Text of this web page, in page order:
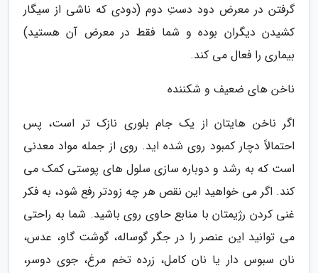
گرفتن در معرض دود دستِ دوم (دودی که ناشی از سیگار
کشیدن دیگران بوده و شما فقط در معرض آن هستید)
بیماری را فعال می کند.
ناخن های ضعیف و شکننده
اگر ناخن هایتان از یک جام بلوری نازک تر است، پس
احتمالاً دچار کمبود روی شده اید. روی از جمله مواد معدنی
است که به رشد و دوباره سازی سلول های پوستی کمک می
کند. اگر می خواهید این نقص هر چه زودتر رفع شود، به فکر
غنی کردن رژیمتان با منابع حاوی روی باشید. شما به راحتی
می توانید این عنصر را در جگر گوساله، گوشت گاو، عدس،
نان سبوس دار یا نان کامل، زرده تخم مرغ، جوی دوسر،